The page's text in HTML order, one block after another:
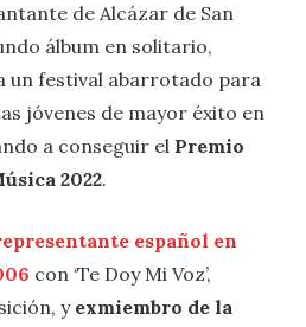
de Alcázar de San
álbum en solitario,
un festival abarrotado para
jóvenes de mayor éxito en
a conseguir el Premio
2022.
español en
con ‘Te Doy Mi Voz’,
y exmiembro de la